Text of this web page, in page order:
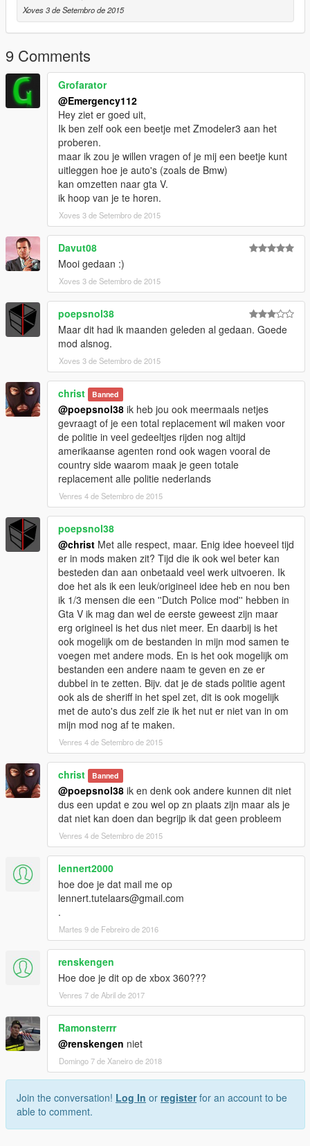
Xoves 3 de Setembro de 2015
9 Comments
Grofarator
@Emergency112
Hey ziet er goed uit,
Ik ben zelf ook een beetje met Zmodeler3 aan het
proberen.
maar ik zou je willen vragen of je mij een beetje kunt
uitleggen hoe je auto's (zoals de Bmw)
kan omzetten naar gta V.
ik hoop van je te horen.
Xoves 3 de Setembro de 2015
Davut08
Mooi gedaan :)
Xoves 3 de Setembro de 2015
poepsnol38
Maar dit had ik maanden geleden al gedaan. Goede
mod alsnog.
Xoves 3 de Setembro de 2015
christ Banned
@poepsnol38 ik heb jou ook meermaals netjes
gevraagt of je een total replacement wil maken voor
de politie in veel gedeeltjes rijden nog altijd
amerikaanse agenten rond ook wagen vooral de
country side waarom maak je geen totale
replacement alle politie nederlands
Venres 4 de Setembro de 2015
poepsnol38
@christ Met alle respect, maar. Enig idee hoeveel tijd
er in mods maken zit? Tijd die ik ook wel beter kan
besteden dan aan onbetaald veel werk uitvoeren. Ik
doe het als ik een leuk/origineel idee heb en nou ben
ik 1/3 mensen die een ''Dutch Police mod'' hebben in
Gta V ik mag dan wel de eerste geweest zijn maar
erg origineel is het dus niet meer. En daarbij is het
ook mogelijk om de bestanden in mijn mod samen te
voegen met andere mods. En is het ook mogelijk om
bestanden een andere naam te geven en ze er
dubbel in te zetten. Bijv. dat je de stads politie agent
ook als de sheriff in het spel zet, dit is ook mogelijk
met de auto's dus zelf zie ik het nut er niet van in om
mijn mod nog af te maken.
Venres 4 de Setembro de 2015
christ Banned
@poepsnol38 ik en denk ook andere kunnen dit niet
dus een updat e zou wel op zn plaats zijn maar als je
dat niet kan doen dan begrijp ik dat geen probleem
Venres 4 de Setembro de 2015
lennert2000
hoe doe je dat mail me op
lennert.tutelaars@gmail.com
.
Martes 9 de Febreiro de 2016
renskengen
Hoe doe je dit op de xbox 360???
Venres 7 de Abril de 2017
Ramonsterrr
@renskengen niet
Domingo 7 de Xaneiro de 2018
Join the conversation! Log In or registerfor an account to be
able to comment.